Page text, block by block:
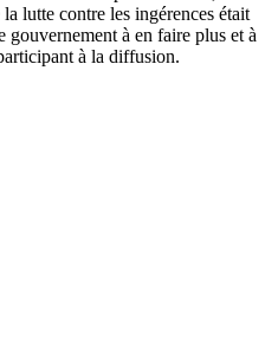
lutte contre les ingérences était
à en faire plus et à
à la diffusion.